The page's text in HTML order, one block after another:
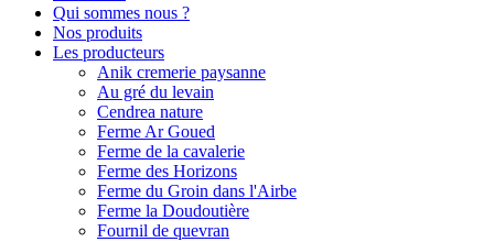
Qui sommes nous ?
Nos produits
Les producteurs
Anik cremerie paysanne
Au gré du levain
Cendrea nature
Ferme Ar Goued
Ferme de la cavalerie
Ferme des Horizons
Ferme du Groin dans l'Airbe
Ferme la Doudoutière
Fournil de quevran